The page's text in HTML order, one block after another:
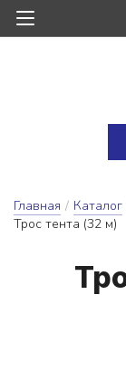
Главная / Каталог
Трос тента (32 м)